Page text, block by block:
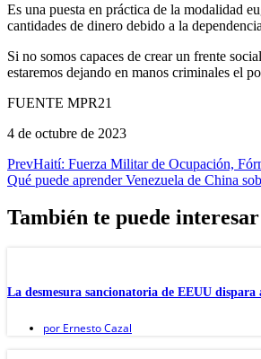
Es una puesta en práctica de la modalidad
cantidades de dinero debido a la
Si no somos capaces de crear un frente
estaremos dejando en manos criminales el
FUENTE MPR21
4 de octubre de 2023
PrevHaití: Fuerza Militar de Ocupación,
Qué puede aprender Venezuela de China
También te puede interesar
La desmesura sancionatoria de EEUU
por Ernesto Cazal